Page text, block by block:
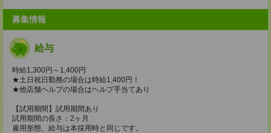
募集情報
給与
時給1,300円～1,400円
★土日祝日勤務の場合は時給1,400円！
★他店舗ヘルプの場合はヘルプ手当てあり
【試用期間】試用期間あり
試用期間の長さ：2ヶ月
雇用形態、給与は本採用時と同じです。